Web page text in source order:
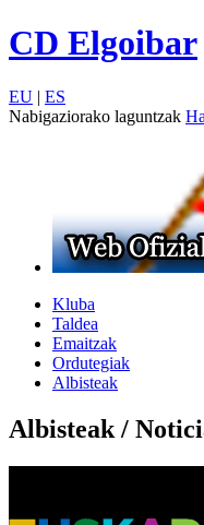
CD Elgoibar
EU | ES
Nabigaziorako laguntzak
Kluba
Taldea
Emaitzak
Ordutegiak
Albisteak
Albisteak /